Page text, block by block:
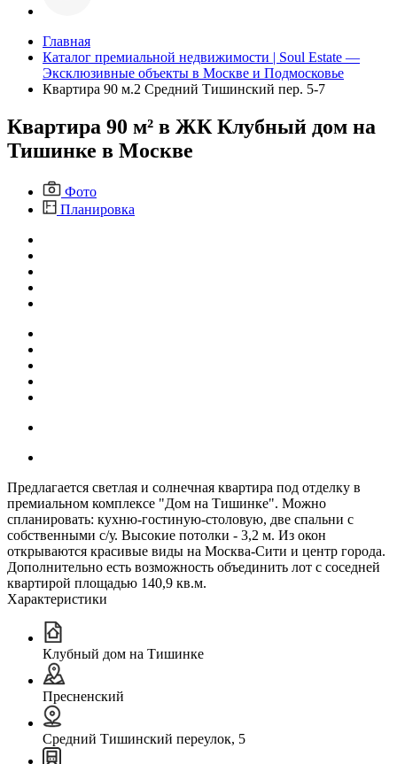
Главная
Каталог премиальной недвижимости | Soul Estate —
Эксклюзивные объекты в Москве и Подмосковье
Квартира 90 м.2 Средний Тишинский пер. 5-7
Квартира 90 м² в ЖК Клубный дом на
Тишинке в Москве
Фото
Планировка
Предлагается светлая и солнечная квартира под отделку в
премиальном комплексе "Дом на Тишинке". Можно
спланировать: кухню-гостиную-столовую, две спальни с
собственными с/у. Высокие потолки - 3,2 м. Из окон
открываются красивые виды на Москва-Сити и центр города.
Дополнительно есть возможность объединить лот с соседней
квартирой площадью 140,9 кв.м.
Характеристики
Клубный дом на Тишинке
Пресненский
Средний Тишинский переулок, 5